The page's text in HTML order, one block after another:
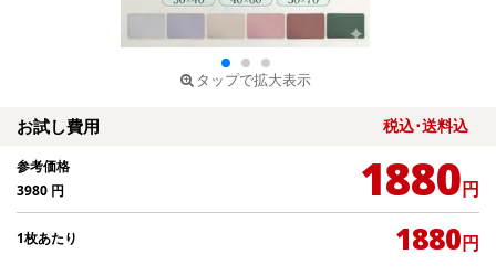
タップで拡大表示
お試し費用 税込･送料込
参考価格
3980 円 1880円
1枚あたり 1880円